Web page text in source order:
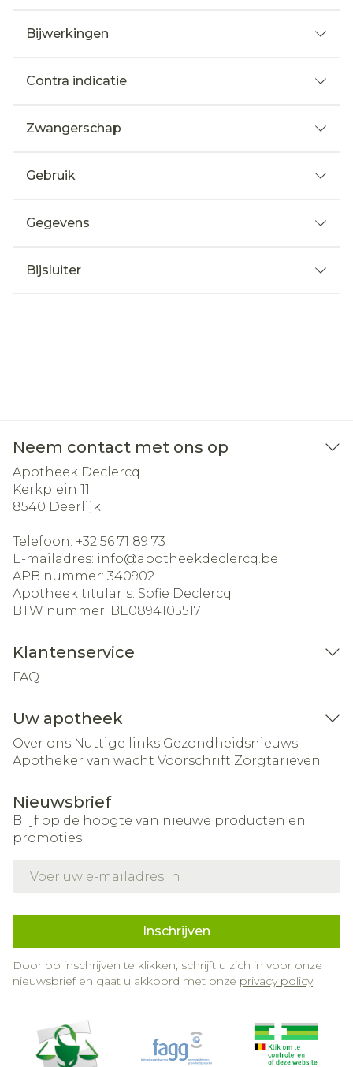
Bijwerkingen
Contra indicatie
Zwangerschap
Gebruik
Gegevens
Bijsluiter
Neem contact met ons op
Apotheek Declercq
Kerkplein 11
8540 Deerlijk
Telefoon: +32 56 71 89 73
E-mailadres: info@apotheekdeclercq.be
APB nummer: 340902
Apotheek titularis: Sofie Declercq
BTW nummer: BE0894105517
Klantenservice
FAQ
Uw apotheek
Over ons Nuttige links Gezondheidsnieuws
Apotheker van wacht Voorschrift Zorgtarieven
Nieuwsbrief
Blijf op de hoogte van nieuwe producten en
promoties
Inschrijven
Door op inschrijven te klikken, schrijft u zich in voor onze
nieuwsbrief en gaat u akkoord met onze privacy policy.